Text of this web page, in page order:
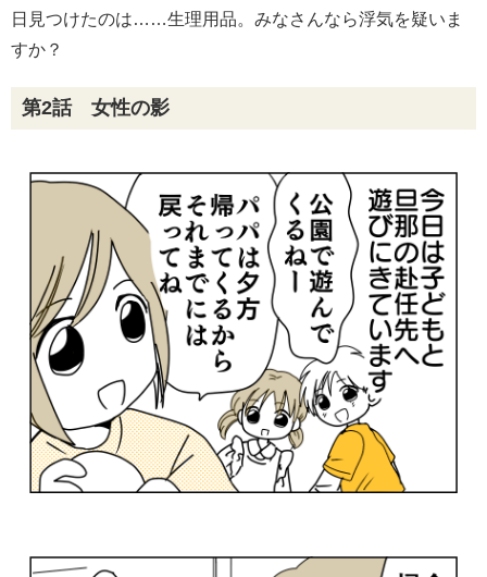
日見つけたのは……生理用品。みなさんなら浮気を疑いま
すか？
第2話 女性の影